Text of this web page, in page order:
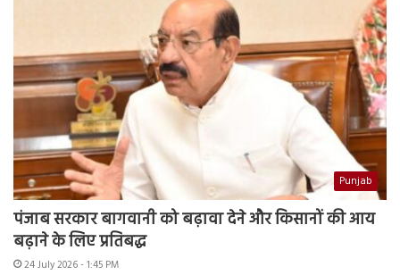
Punjab
पंजाब सरकार बागवानी को बढ़ावा देने और किसानों की आय
बढ़ाने के लिए प्रतिबद्ध
24 July 2026 - 1:45 PM